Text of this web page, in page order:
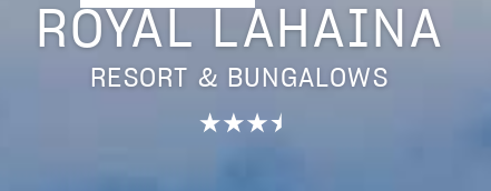
ROYAL LAHAINA
RESORT & BUNGALOWS